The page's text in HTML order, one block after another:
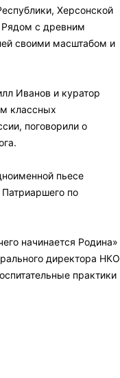
Херсонской
с древним
своими масштабом и
Иванов и куратор
классных
поговорили о
пьесе
по
начинается Родина»
директора НКО
практики